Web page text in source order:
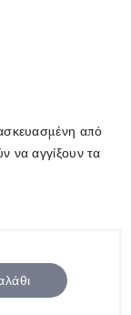
από
να αγγίξουν τα